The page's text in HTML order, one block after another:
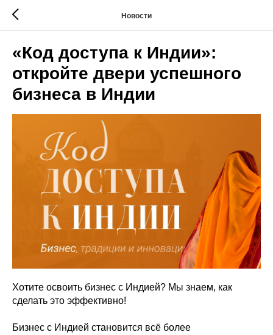
Новости
«Код доступа к Индии»:
откройте двери успешного
бизнеса в Индии
Хотите освоить бизнес с Индией? Мы знаем, как
сделать это эффективно!
Бизнес с Индией становится всё более